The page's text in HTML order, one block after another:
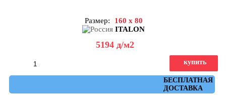
Размер:
160 x 80
ITALON
5194 д/м2
БЕСПЛАТНАЯ
ДОСТАВКА
купить